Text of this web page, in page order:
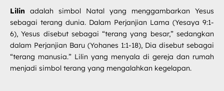
Lilin adalah simbol Natal yang menggambarkan Yesus
sebagai terang dunia. Dalam Perjanjian Lama (Yesaya 9:1-
6), Yesus disebut sebagai “terang yang besar,” sedangkan
dalam Perjanjian Baru (Yohanes 1:1-18), Dia disebut sebagai
“terang manusia.” Lilin yang menyala di gereja dan rumah
menjadi simbol terang yang mengalahkan kegelapan.